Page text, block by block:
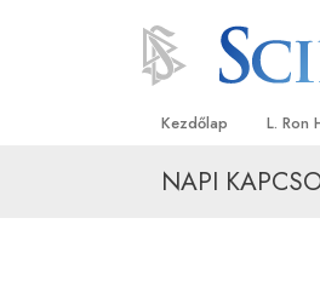
Kezdőlap L. Ron
NAPI